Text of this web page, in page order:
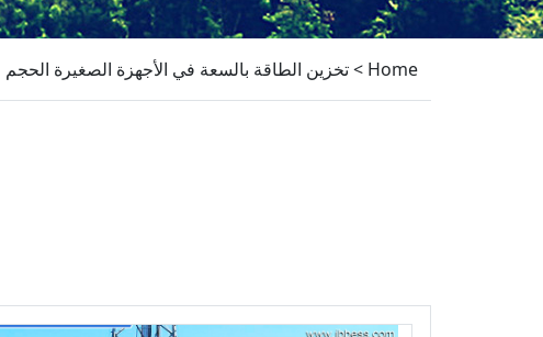
Home
>تخزين الطاقة بالسعة في الأجهزة الصغيرة الحجم